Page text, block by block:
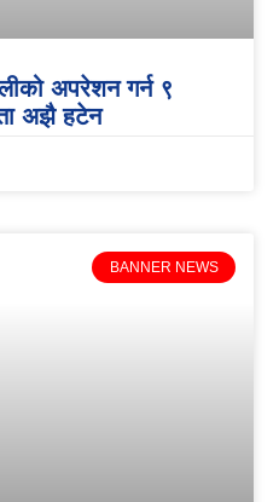
अपरेशन गर्न ९
अझै हटेन
BANNER NEWS